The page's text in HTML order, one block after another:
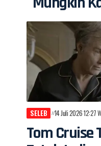
SELEB 14 Juli 2026 12:27
Tom Cruise